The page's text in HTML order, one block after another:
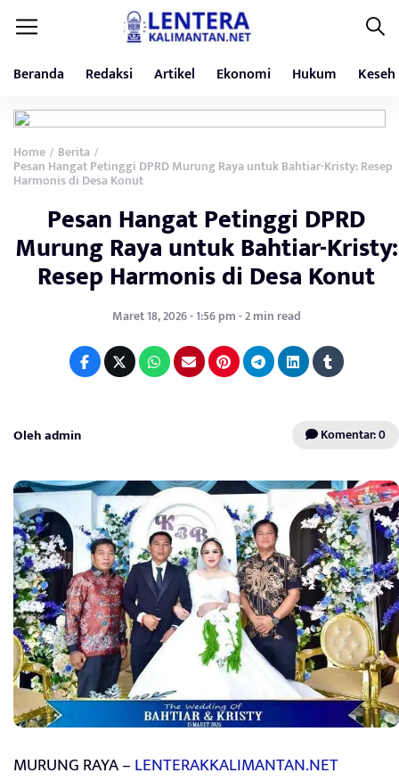
Beranda Redaksi Artikel Ekonomi Hukum
Home / Berita /
Pesan Hangat Petinggi DPRD Murung Raya untuk Bahtiar-Kristy: Resep
Harmonis di Desa Konut
Pesan Hangat Petinggi DPRD
Murung Raya untuk Bahtiar-Kristy:
Resep Harmonis di Desa Konut
Maret 18, 2026 - 1:56 pm - 2 min read
Oleh admin Komentar: 0
MURUNG RAYA –LENTERAKKALIMANTAN.NET